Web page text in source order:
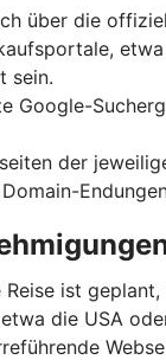
über die
sein.
Google-
der
Endungen
ist
die USA